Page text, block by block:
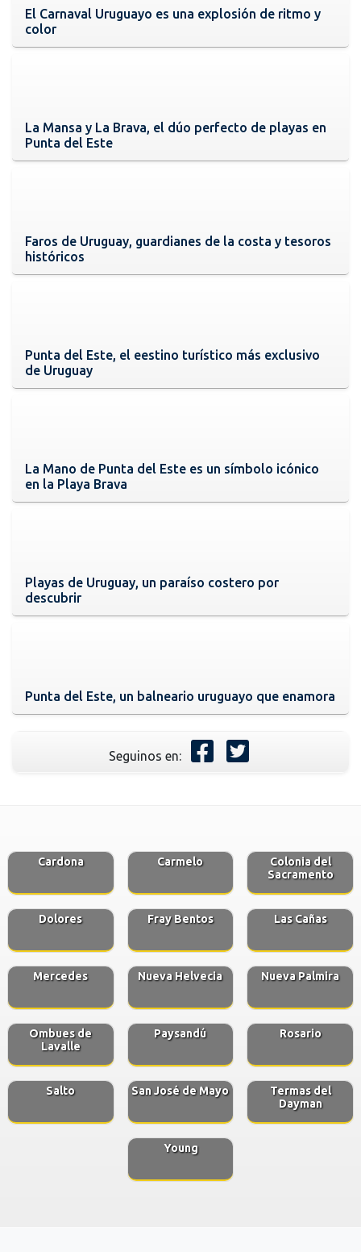
El Carnaval Uruguayo es una explosión de ritmo y
color
La Mansa y La Brava, el dúo perfecto de playas en
Punta del Este
Faros de Uruguay, guardianes de la costa y tesoros
históricos
Punta del Este, el eestino turístico más exclusivo
de Uruguay
La Mano de Punta del Este es un símbolo icónico
en la Playa Brava
Playas de Uruguay, un paraíso costero por
descubrir
Punta del Este, un balneario uruguayo que enamora
Seguinos en:
Cardona Carmelo
Colonia del
Sacramento
Dolores Fray Bentos Las Cañas
Mercedes Nueva Helvecia Nueva Palmira
Ombues de
Lavalle
Paysandú Rosario
Salto San José de Mayo
Termas del
Dayman
Young